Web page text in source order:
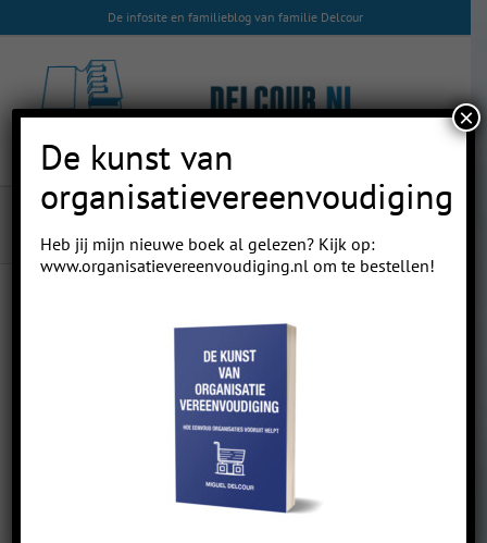
to
De infosite en familieblog van familie Delcour
fucancer tattoo
View
De kunst van
organisatievereenvoudiging
Heb jij mijn nieuwe boek al gelezen? Kijk op:
www.organisatievereenvoudiging.nl om te bestellen!
×